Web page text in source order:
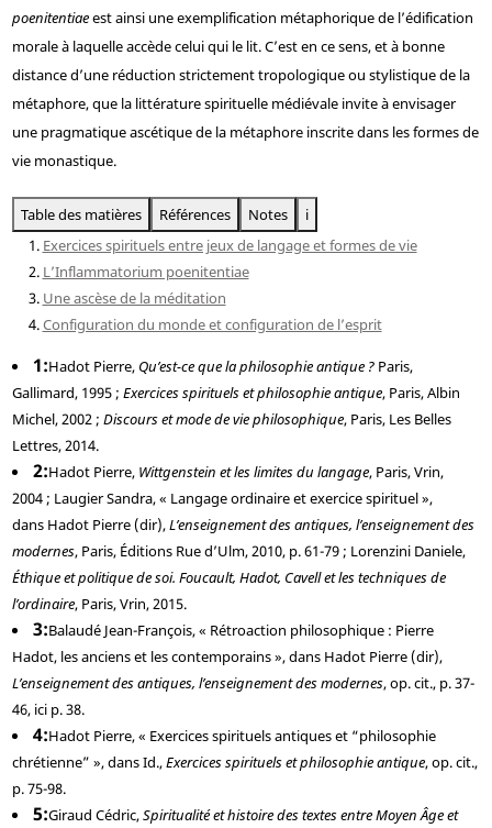
poenitentiaeest ainsi une exemplification métaphorique de l’édification
morale à laquelle accède celui qui le lit. C’est en ce sens, et à bonne
distance d’une réduction strictement tropologique ou stylistique de la
métaphore, que la littérature spirituelle médiévale invite à envisager
une pragmatique ascétique de la métaphore inscrite dans les formes de
vie monastique.
Table des matières Références Notes
i
Exercices spirituels entre jeux de langage et formes de vie
L’Inflammatorium poenitentiae
Une ascèse de la méditation
Configuration du monde et configuration de l’esprit
1 HadotPierre, Qu’est-ce que la philosophie antique ?Paris,
Gallimard, 1995 ; Exercices spirituels et philosophie antique, Paris, Albin
Michel, 2002 ; Discours et mode de vie philosophique, Paris, Les Belles
Lettres, 2014.
2 HadotPierre, Wittgenstein et les limites du langage, Paris, Vrin,
2004 ; LaugierSandra, « Langage ordinaire et exercice spirituel »,
dans HadotPierre (dir),L’enseignement des antiques, l’enseignement des
modernes, Paris, Éditions Rue d’Ulm, 2010, p. 61-79 ; LorenziniDaniele,
Éthique et politique de soi. Foucault, Hadot, Cavell et les techniques de
l’ordinaire, Paris, Vrin, 2015.
3 BalaudéJean-François, « Rétroaction philosophique : Pierre
Hadot, les anciens et les contemporains », dans HadotPierre (dir),
L’enseignement des antiques, l’enseignement des modernes, op. cit., p. 37-
46, ici p. 38.
4 HadotPierre, « Exercices spirituels antiques et “philosophie
chrétienne” », dans Id.,Exercices spirituels et philosophie antique, op. cit.,
p. 75-98.
5 Giraud Cédric,Spiritualité et histoire des textes entre Moyen Âge et